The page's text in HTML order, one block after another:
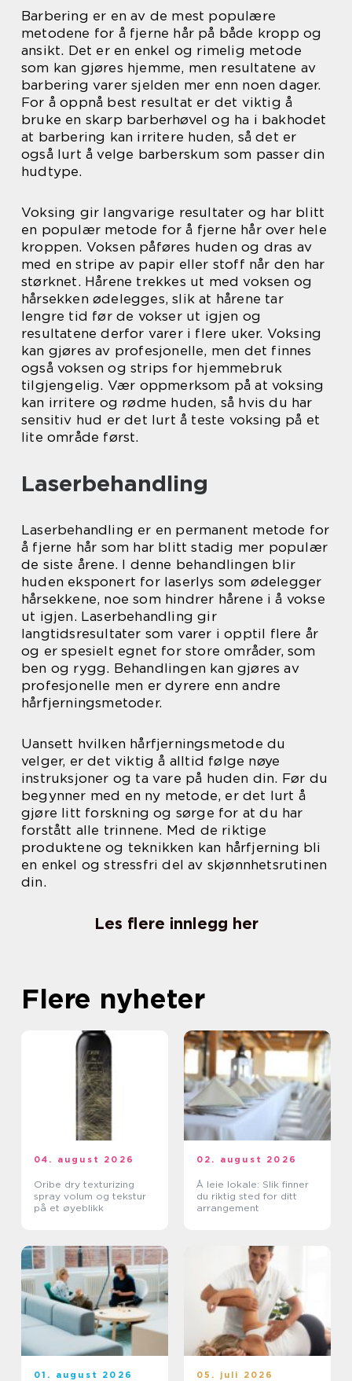
Barbering er en av de mest populære
metodene for å fjerne hår på både kropp og
ansikt. Det er en enkel og rimelig metode
som kan gjøres hjemme, men resultatene av
barbering varer sjelden mer enn noen dager.
For å oppnå best resultat er det viktig å
bruke en skarp barberhøvel og ha i bakhodet
at barbering kan irritere huden, så det er
også lurt å velge barberskum som passer din
hudtype.
Voksing gir langvarige resultater og har blitt
en populær metode for å fjerne hår over hele
kroppen. Voksen påføres huden og dras av
med en stripe av papir eller stoff når den har
størknet. Hårene trekkes ut med voksen og
hårsekken ødelegges, slik at hårene tar
lengre tid før de vokser ut igjen og
resultatene derfor varer i flere uker. Voksing
kan gjøres av profesjonelle, men det finnes
også voksen og strips for hjemmebruk
tilgjengelig. Vær oppmerksom på at voksing
kan irritere og rødme huden, så hvis du har
sensitiv hud er det lurt å teste voksing på et
lite område først.
Laserbehandling
Laserbehandling er en permanent metode for
å fjerne hår som har blitt stadig mer populær
de siste årene. I denne behandlingen blir
huden eksponert for laserlys som ødelegger
hårsekkene, noe som hindrer hårene i å vokse
ut igjen. Laserbehandling gir
langtidsresultater som varer i opptil flere år
og er spesielt egnet for store områder, som
ben og rygg. Behandlingen kan gjøres av
profesjonelle men er dyrere enn andre
hårfjerningsmetoder.
Uansett hvilken hårfjerningsmetode du
velger, er det viktig å alltid følge nøye
instruksjoner og ta vare på huden din. Før du
begynner med en ny metode, er det lurt å
gjøre litt forskning og sørge for at du har
forstått alle trinnene. Med de riktige
produktene og teknikken kan hårfjerning bli
en enkel og stressfri del av skjønnhetsrutinen
din.
Les flere innlegg her
Flere nyheter
04. august 2026
Oribe dry texturizing
spray volum og tekstur
på et øyeblikk
02. august 2026
Å leie lokale: Slik finner
du riktig sted for ditt
arrangement
01. august 2026 05. juli 2026